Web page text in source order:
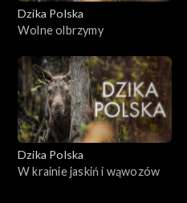
Dzika Polska
Wolne olbrzymy
Dzika Polska
W krainie jaskiń i wąwozów